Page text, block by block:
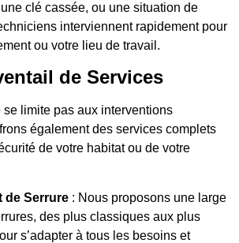
clé cassée, ou une situation de
interviennent rapidement pour
ou votre lieu de travail.
de Services
se limite pas aux interventions
également des services complets
de votre habitat ou de votre
de Serrure : Nous proposons une large
des plus classiques aux plus
s’adapter à tous les besoins et